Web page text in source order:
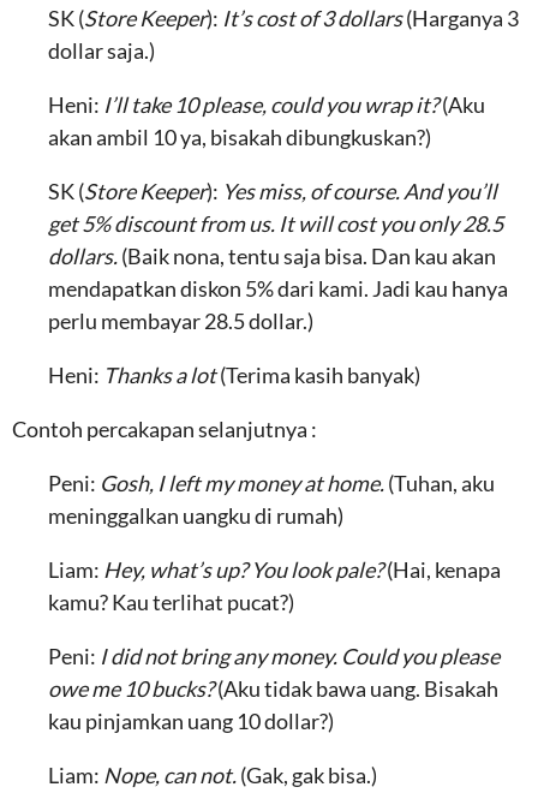
SK (Store Keeper): It’s cost of 3 dollars(Harganya 3
dollar saja.)
Heni: I’ll take 10 please, could you wrap it?(Aku
akan ambil 10 ya, bisakah dibungkuskan?)
SK (Store Keeper): Yes miss, of course. And you’ll
get 5% discount from us. It will cost you only 28.5
dollars.(Baik nona, tentu saja bisa. Dan kau akan
mendapatkan diskon 5% dari kami. Jadi kau hanya
perlu membayar 28.5 dollar.)
Heni: Thanks a lot(Terima kasih banyak)
Contoh percakapan selanjutnya :
Peni: Gosh, I left my money at home.(Tuhan, aku
meninggalkan uangku di rumah)
Liam: Hey, what’s up? You look pale?(Hai, kenapa
kamu? Kau terlihat pucat?)
Peni: I did not bring any money. Could you please
owe me 10 bucks?(Aku tidak bawa uang. Bisakah
kau pinjamkan uang 10 dollar?)
Liam: Nope, can not.(Gak, gak bisa.)